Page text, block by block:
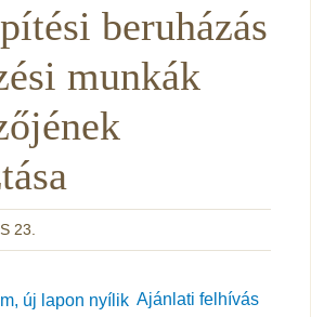
beruházás
munkák
23.
Ajánlati felhívás